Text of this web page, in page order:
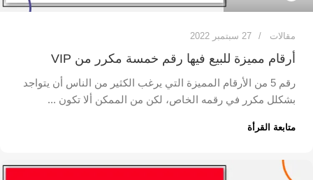
مقالات 27 سبتمبر 2022
أرقام مميزة للبيع فيها رقم خمسة مكرر من VIP
رقم 5 من الأرقام المميزة التي يرغب الكثير من الناس أن يتواجد
بشكلل مكرر في رقمه الخاص، لكن من الممكن ألا تكون ...
متابعة القرأة